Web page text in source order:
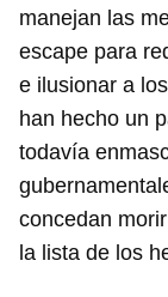
manejan las
escape para
e ilusionar a
han hecho un
todavía
concedan
la lista de los